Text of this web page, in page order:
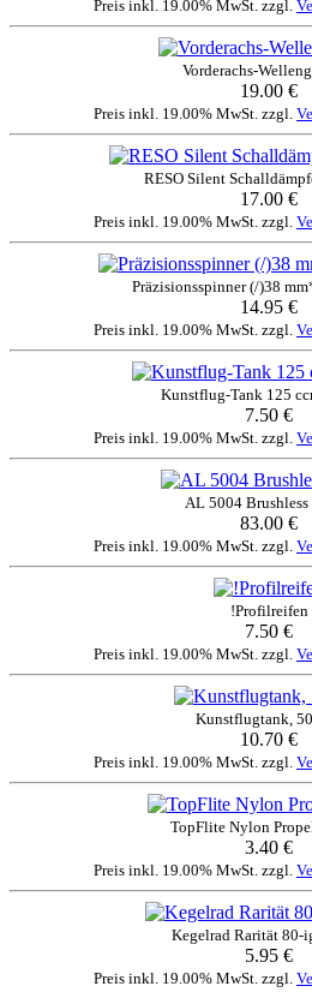
Preis inkl. 19.00% MwSt. zzgl.
Vorderachs-
19.00 €
Preis inkl. 19.00% MwSt. zzgl.
RESO Silent
17.00 €
Preis inkl. 19.00% MwSt. zzgl.
Präzisionsspinner (/)38
14.95 €
Preis inkl. 19.00% MwSt. zzgl.
Kunstflug-Tank 125
7.50 €
Preis inkl. 19.00% MwSt. zzgl.
AL 5004
83.00 €
Preis inkl. 19.00% MwSt. zzgl.
!Profilreifen
7.50 €
Preis inkl. 19.00% MwSt. zzgl.
Kunstflugtank,
10.70 €
Preis inkl. 19.00% MwSt. zzgl.
TopFlite Nylon
3.40 €
Preis inkl. 19.00% MwSt. zzgl.
Kegelrad Rarität 80-
5.95 €
Preis inkl. 19.00% MwSt. zzgl.